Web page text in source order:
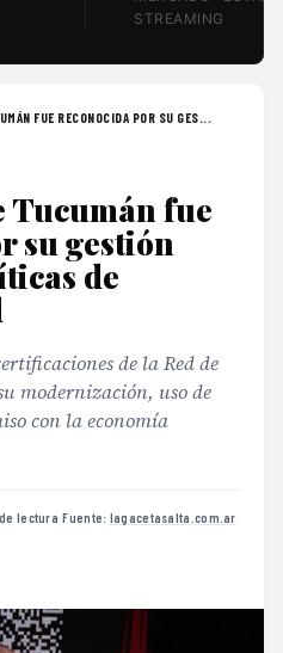
STREAMING
FUE RECONOCIDA POR SU GES...
Tucumán fue
su gestión
de
de la Red de
modernización, uso de
con la economía
lectura·Fuente: lagacetasalta.com.ar